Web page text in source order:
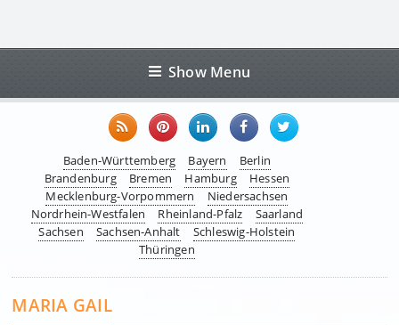
Show Menu
Baden-Württemberg Bayern
Berlin
Brandenburg
Bremen Hamburg
Hessen
Mecklenburg-Vorpommern
Niedersachsen
Nordrhein-Westfalen
Rheinland-Pfalz
Saarland
Sachsen
Sachsen-Anhalt
Schleswig-Holstein
Thüringen
MARIA GAIL